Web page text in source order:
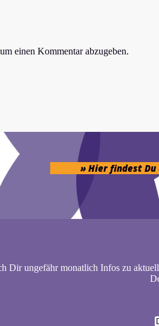
einen Kommentar abzugeben.
» Hier findest Du
Dir ungefähr monatlich Infos zu